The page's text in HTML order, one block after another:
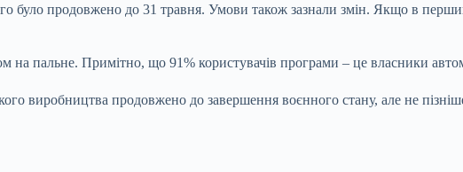
було продовжено до 31 травня. Умови також зазнали змін. Якщо в
на пальне. Примітно, що 91% користувачів програми – це власники
виробництва продовжено до завершення воєнного стану, але не